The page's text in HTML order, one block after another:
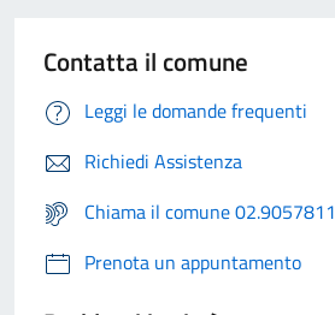
Contatta il comune
Leggi le domande frequenti
Richiedi Assistenza
Chiama il comune 02.9057811
Prenota un appuntamento